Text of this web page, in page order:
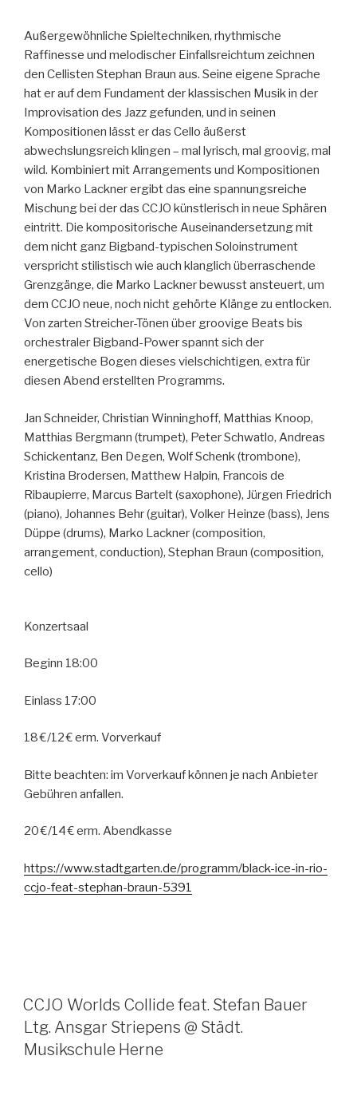
Außergewöhnliche Spieltechniken, rhythmische
Raffinesse und melodischer Einfallsreichtum zeichnen
den Cellisten Stephan Braun aus. Seine eigene Sprache
hat er auf dem Fundament der klassischen Musik in der
Improvisation des Jazz gefunden, und in seinen
Kompositionen lässt er das Cello äußerst
abwechslungsreich klingen – mal lyrisch, mal groovig, mal
wild. Kombiniert mit Arrangements und Kompositionen
von Marko Lackner ergibt das eine spannungsreiche
Mischung bei der das CCJO künstlerisch in neue Sphären
eintritt. Die kompositorische Auseinandersetzung mit
dem nicht ganz Bigband-typischen Soloinstrument
verspricht stilistisch wie auch klanglich überraschende
Grenzgänge, die Marko Lackner bewusst ansteuert, um
dem CCJO neue, noch nicht gehörte Klänge zu entlocken.
Von zarten Streicher-Tönen über groovige Beats bis
orchestraler Bigband-Power spannt sich der
energetische Bogen dieses vielschichtigen, extra für
diesen Abend erstellten Programms.
Jan Schneider, Christian Winninghoff, Matthias Knoop,
Matthias Bergmann (trumpet), Peter Schwatlo, Andreas
Schickentanz, Ben Degen, Wolf Schenk (trombone),
Kristina Brodersen, Matthew Halpin, Francois de
Ribaupierre, Marcus Bartelt (saxophone), Jürgen Friedrich
(piano), Johannes Behr (guitar), Volker Heinze (bass), Jens
Düppe (drums), Marko Lackner (composition,
arrangement, conduction), Stephan Braun (composition,
cello)
Konzertsaal
Beginn 18:00
Einlass 17:00
18 €/12 € erm. Vorverkauf
Bitte beachten: im Vorverkauf können je nach Anbieter
Gebühren anfallen.
20 €/14 € erm. Abendkasse
https://www.stadtgarten.de/programm/black-ice-in-rio-
ccjo-feat-stephan-braun-5391
CCJO Worlds Collide feat. Stefan Bauer
Ltg. Ansgar Striepens @ Städt.
Musikschule Herne